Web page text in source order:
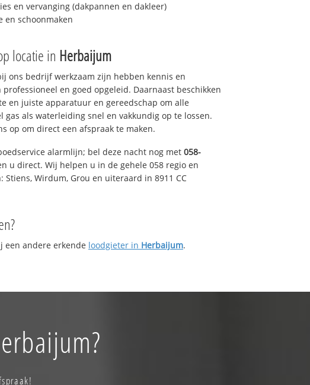
en vervanging (dakpannen en dakleer)
en schoonmaken
locatie in Herbaijum
ons bedrijf werkzaam zijn hebben kennis en
en goed opgeleid. Daarnaast beschikken
en juiste apparatuur en gereedschap om alle
gas als waterleiding snel en vakkundig op te lossen.
op om direct een afspraak te maken.
alarmlijn; bel deze nacht nog met 058-
u direct. Wij helpen u in de gehele 058 regio en
Stiens, Wirdum, Grou en uiteraard in 8911 CC
een andere erkende loodgieter in Herbaijum.